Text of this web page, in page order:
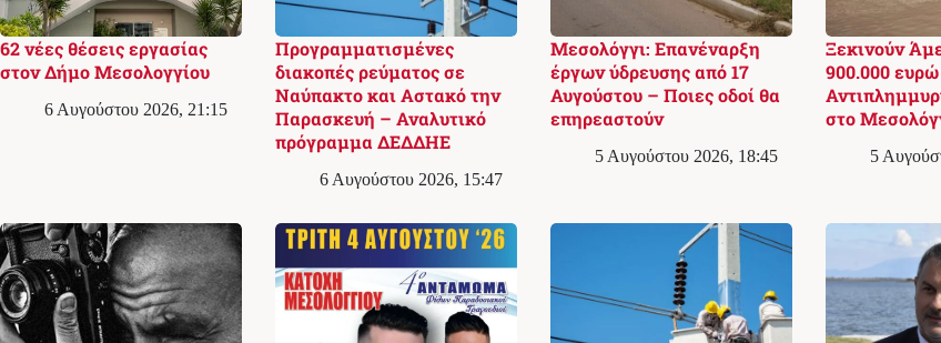
62 νέες θέσεις εργασίας
στον Δήμο Μεσολογγίου
6 Αυγούστου 2026, 21:15
Προγραμματισμένες
διακοπές ρεύματος σε
Ναύπακτο και Αστακό την
Παρασκευή – Αναλυτικό
πρόγραμμα ΔΕΔΔΗΕ
6 Αυγούστου 2026, 15:47
Μεσολόγγι: Επανέναρξη
έργων ύδρευσης από 17
Αυγούστου – Ποιες οδοί θα
επηρεαστούν
5 Αυγούστου 2026, 18:45
Ξεκινούν
900.000 ευρώ
στο
5